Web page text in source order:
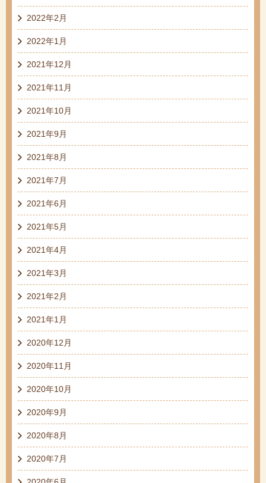
2022年2月
2022年1月
2021年12月
2021年11月
2021年10月
2021年9月
2021年8月
2021年7月
2021年6月
2021年5月
2021年4月
2021年3月
2021年2月
2021年1月
2020年12月
2020年11月
2020年10月
2020年9月
2020年8月
2020年7月